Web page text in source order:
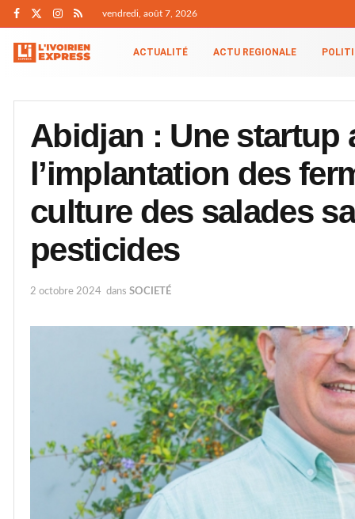
vendredi, août 7, 2026
ACTUALITÉ ACTU REGIONALE
Abidjan : Une startup
l’implantation des
culture des salades
pesticides
2 octobre 2024 dans SOCIETÉ